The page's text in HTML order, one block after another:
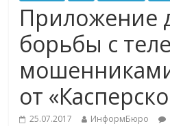
Приложение
борьбы с
от
25.07.2017 ИнформБюро